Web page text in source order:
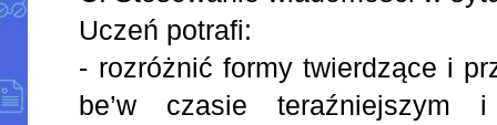
Uczeń potrafi:
- rozróżnić formy twierdzące i
be’w czasie teraźniejszym